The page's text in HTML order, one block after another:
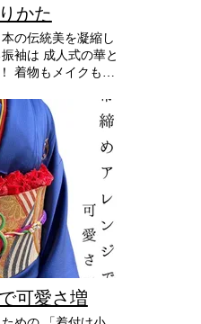
とで、 大人になっ
。 また、一生に一
ので 振袖を身に付
えます。 ・厄を払
本では、振るとい
長い振袖を着るこ
りつかれることな
いう 願いも込めら
んの思いや歴史が
一度の成人式！特
ように𓂃𓈒𓏸︎︎︎︎ 🕊
かた
の伝統美を凝縮し
袖は 成人式の華と
着物もメイクも髪
美しく見せるか、
あなたの立ち居振
！ そんなおおげさ
んが、 和服を着た
も大切。 いつもとは
ナーがあるのです
ても 頭の片隅にす
てくださいね(๑•̀
度の成人式！楽し
可愛さ増